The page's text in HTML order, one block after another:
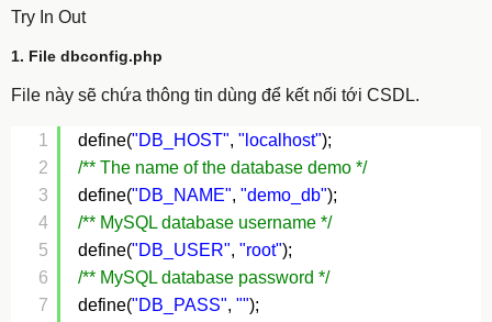
Try In Out
1. File dbconfig.php
File này sẽ chứa thông tin dùng để kết nối tới CSDL.
1
2
3
4
5
6
7
define("DB_HOST", "localhost");
/** The name of the database demo */
define("DB_NAME", "demo_db");
/** MySQL database username */
define("DB_USER", "root");
/** MySQL database password */
define("DB_PASS", "");